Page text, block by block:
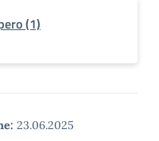
(1)
23.06.2025